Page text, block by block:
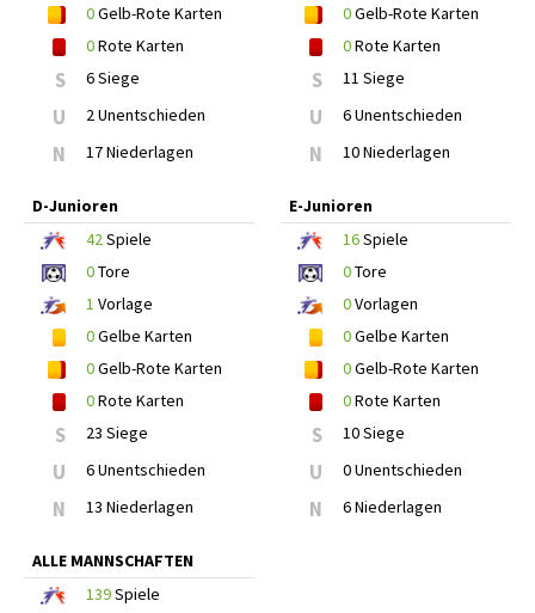
0Gelb-Rote Karten
0Rote Karten
S 6 Siege
U 2 Unentschieden
N 17 Niederlagen
0Gelb-Rote Karten
0Rote Karten
S 11 Siege
U 6 Unentschieden
N 10 Niederlagen
D-Junioren
42Spiele
0Tore
1 Vorlage
0Gelbe Karten
0Gelb-Rote Karten
0Rote Karten
S 23 Siege
U 6 Unentschieden
N 13 Niederlagen
E-Junioren
16Spiele
0Tore
0Vorlagen
0Gelbe Karten
0Gelb-Rote Karten
0Rote Karten
S 10 Siege
U 0 Unentschieden
N 6 Niederlagen
ALLE MANNSCHAFTEN
139Spiele